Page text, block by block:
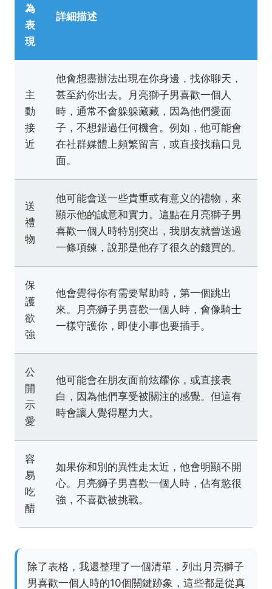
為
表
現
詳細描述
主
動
接
近
他會想盡辦法出現在你身邊，找你聊天，
甚至約你出去。月亮獅子男喜歡一個人
時，通常不會躲躲藏藏，因為他們愛面
子，不想錯過任何機會。例如，他可能會
在社群媒體上頻繁留言，或直接找藉口見
面。
送
禮
物
他可能會送一些貴重或有意义的禮物，來
顯示他的誠意和實力。這點在月亮獅子男
喜歡一個人時特別突出，我朋友就曾送過
一條項鍊，說那是他存了很久的錢買的。
保
護
欲
強
他會覺得你有需要幫助時，第一個跳出
來。月亮獅子男喜歡一個人時，會像騎士
一樣守護你，即使小事也要插手。
公
開
示
愛
他可能會在朋友面前炫耀你，或直接表
白，因為他們享受被關注的感覺。但這有
時會讓人覺得壓力大。
容
易
吃
醋
如果你和別的異性走太近，他會明顯不開
心。月亮獅子男喜歡一個人時，佔有慾很
強，不喜歡被挑戰。
除了表格，我還整理了一個清單，列出月亮獅子
男喜歡一個人時的10個關鍵跡象，這些都是從真